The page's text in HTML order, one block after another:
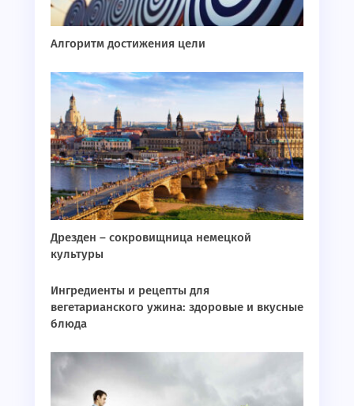
Алгоритм достижения цели
Дрезден – сокровищница немецкой
культуры
Ингредиенты и рецепты для
вегетарианского ужина: здоровые и вкусные
блюда